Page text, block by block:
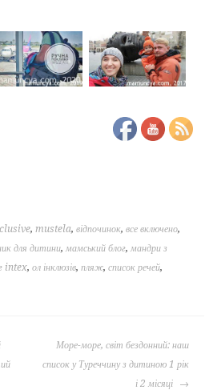
, mustela,відпочинок,все включено,
для дитини, мамський блог, мандри з
intex,ол інклюзів,пляж,список речей,
Море-море, світ бездонний: наш
список у Туреччину з дитиною 1 рік
і 2 місяці